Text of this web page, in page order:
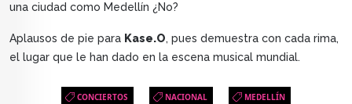
una ciudad como Medellín ¿No?
Aplausos de pie para Kase.O, pues demuestra con cada rima,
el lugar que le han dado en la escena musical mundial.
CONCIERTOS NACIONAL MEDELLÍN